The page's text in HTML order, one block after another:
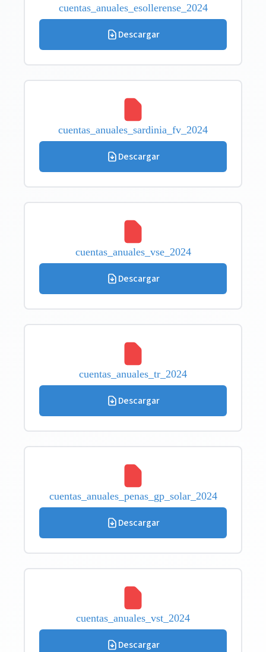
cuentas_anuales_esollerense_2024
Descargar
cuentas_anuales_sardinia_fv_2024
Descargar
cuentas_anuales_vse_2024
Descargar
cuentas_anuales_tr_2024
Descargar
cuentas_anuales_penas_gp_solar_2024
Descargar
cuentas_anuales_vst_2024
Descargar